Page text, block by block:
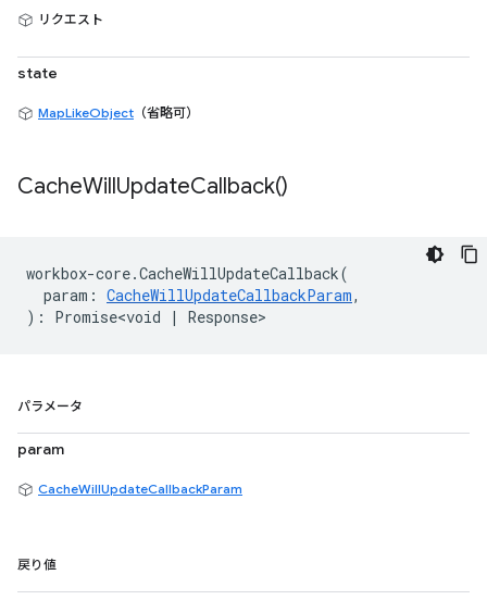
リクエスト
state
MapLikeObject （省略可）
CacheWillUpdateCallback()
workbox-core.CacheWillUpdateCallback(
param : CacheWillUpdateCallbackParam,
) : Promise<void | Response>
パラメータ
param
CacheWillUpdateCallbackParam
戻り値